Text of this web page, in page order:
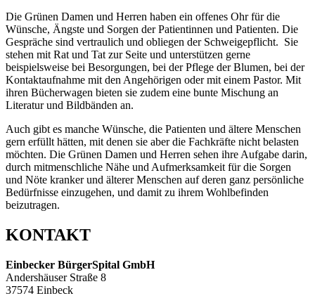
Die Grünen Damen und Herren haben ein offenes Ohr für die
Wünsche, Ängste und Sorgen der Patientinnen und Patienten. Die
Gespräche sind vertraulich und obliegen der Schweigepflicht. Sie
stehen mit Rat und Tat zur Seite und unterstützen gerne
beispielsweise bei Besorgungen, bei der Pflege der Blumen, bei der
Kontaktaufnahme mit den Angehörigen oder mit einem Pastor. Mit
ihren Bücherwagen bieten sie zudem eine bunte Mischung an
Literatur und Bildbänden an.
Auch gibt es manche Wünsche, die Patienten und ältere Menschen
gern erfüllt hätten, mit denen sie aber die Fachkräfte nicht belasten
möchten. Die Grünen Damen und Herren sehen ihre Aufgabe darin,
durch mitmenschliche Nähe und Aufmerksamkeit für die Sorgen
und Nöte kranker und älterer Menschen auf deren ganz persönliche
Bedürfnisse einzugehen, und damit zu ihrem Wohlbefinden
beizutragen.
KONTAKT
Einbecker BürgerSpital GmbH
Andershäuser Straße 8
37574 Einbeck